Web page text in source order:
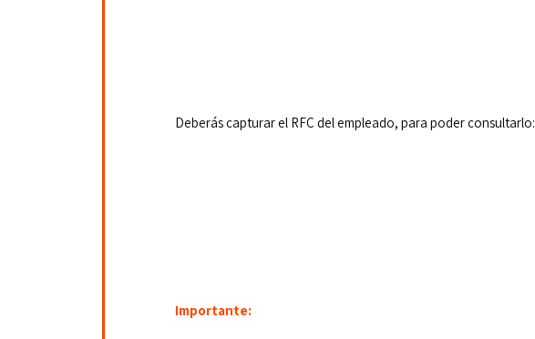
Deberás capturar el RFC del empleado, para poder consultarlo:
Importante: